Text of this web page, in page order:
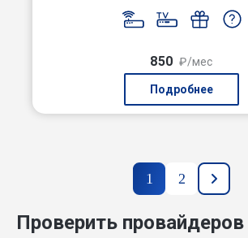
850 ₽/мес
Подробнее
1 2
Проверить провайдеров